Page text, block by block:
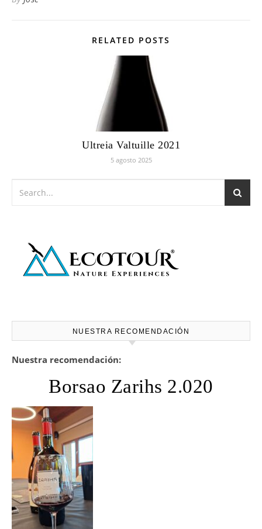
Mojo, con papas arrugás, calderetas de pescados de roca,
arroces, estofado de carne con boniato.
RELATED POSTS
5 agosto 2025
NUESTRA RECOMENDACIÓN
Nuestra recomendación:
Borsao Zarihs 2.020